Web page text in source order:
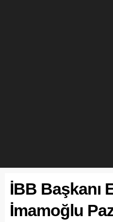
İBB Başkanı
İmamoğlu